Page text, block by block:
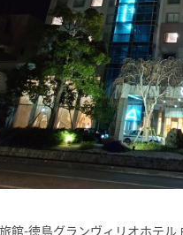
館-徳島グランヴィリオホテ